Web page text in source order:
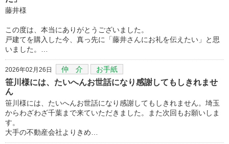
藤井様
この度は、本当にありがとうございました。
戸建てを購入した今、真っ先に「藤井さんにお礼を伝えたい」と思
いました。…
2026年02月26日 仲 介 お手紙
笹川様には、たいへんお世話になり感謝してもしきれませ
ん
笹川様には、たいへんお世話になり感謝してもしきれません。埼玉
からわざわざ千葉まで来ていただきました。また次回もお願いしま
す。
大手の不動産会社よりきめ…